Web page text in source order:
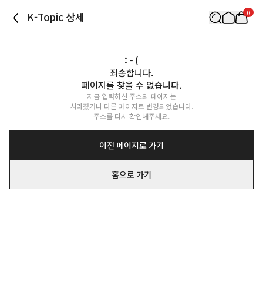
K-Topic 상세 0
: - (
죄송합니다.
페이지를 찾을 수 없습니다.
지금 입력하신 주소의 페이지는
사라졌거나 다른 페이지로 변경되었습니다.
주소를 다시 확인해주세요.
이전 페이지로 가기
홈으로 가기